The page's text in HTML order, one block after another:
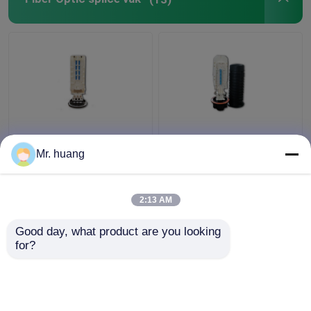
FTTH-Sluiting van de Vezel de Optische Las
kern 180 die de grote
Doos van de Vezel
Optische Las,
optische de Lasdoos
Koepel mechanisch
type
Mr. huang
2:13 AM
Good day, what product are you looking
for?